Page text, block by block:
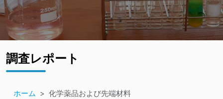
調査レポート
ホーム 化学薬品および先端材料